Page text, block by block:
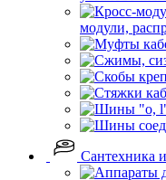
модули,
Сантехника